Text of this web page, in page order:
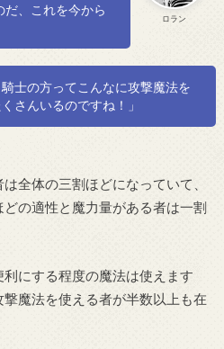
ロラン
、これを今から
騎士の方ってこんなに攻撃魔法を
さんいるのですね！」
全体の三割ほどになっていて、
の適性と魔力量がある者は一割
にする程度の魔法は使えます
魔法を使える者が半数以上も在